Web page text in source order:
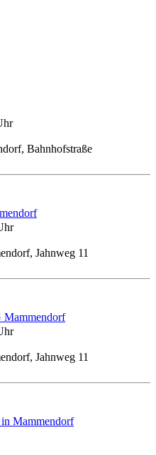
Bahnhofstraße
Jahnweg 11
Mammendorf
Jahnweg 11
Mammendorf